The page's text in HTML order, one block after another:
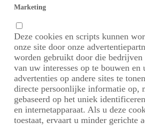
Marketing
Deze cookies en scripts kunnen
onze site door onze
worden gebruikt door die
van uw interesses op te bouwen en
advertenties op andere sites te
directe persoonlijke informatie op,
gebaseerd op het uniek
en internetapparaat. Als u deze
toestaat, ervaart u minder gerichte